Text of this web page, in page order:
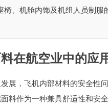
椅、机舱内饰及机组人员制服
在航空业中的应
展，飞机内部材料的安全性
料作为一种兼具舒适性和安